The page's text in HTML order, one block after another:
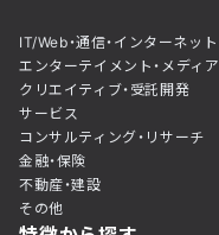
IT/Web・通信・インターネット
エンターテイメント・メディア
クリエイティブ・受託開発
サービス
コンサルティング・リサーチ
金融・保険
不動産・建設
その他